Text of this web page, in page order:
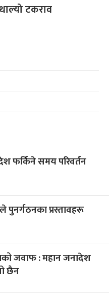
टकराव
फर्किने समय परिवर्तन
पुनर्गठनका प्रस्तावहरू
जवाफ : महान जनादेश
छैन